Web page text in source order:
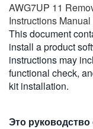
FRANÇAIS
DEUTSCH
VIỆT NAM
简体中文
AWG7UP 11
Instructions
This document
install a product
instructions may
functional check,
kit installation.
Это